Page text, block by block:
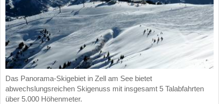
Das Panorama-Skigebiet in Zell am See bietet
abwechslungsreichen Skigenuss mit insgesamt 5 Talabfahrten
über 5.000 Höhenmeter.